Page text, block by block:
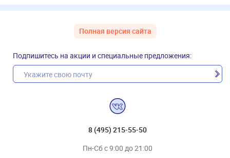
Полная версия сайта
Подпишитесь на акции и специальные предложения:
8 (495) 215-55-50
Пн-Сб с 9:00 до 21:00